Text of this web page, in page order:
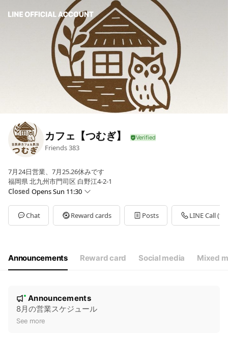
カフェ【つむぎ】
Friends383
7月24日営業、7月25.26休みです
福岡県 北九州市門司区 白野江4-2-1
Closed Opens Sun 11:30
Sun11:30 - 16:00
Mon11:30 - 16:00
Tue
Sat11:30 - 16:00
8月(13.14休み)
Chat Reward cards Posts LINE Call
Announcements Reward card Social media Mixed
New
Announcements
8月の営業スケジュール
See more